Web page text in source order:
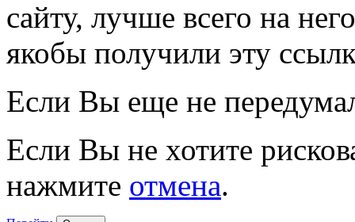
сайту, лучше всего на
якобы получили эту
Если Вы еще не
Если Вы не хотите
нажмите отмена.